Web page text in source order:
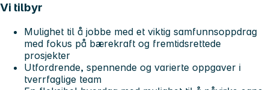
Vi tilbyr
Mulighet til å jobbe med et viktig samfunnsoppdrag
med fokus på bærekraft og fremtidsrettede
prosjekter
Utfordrende, spennende og varierte oppgaver i
tverrfaglige team